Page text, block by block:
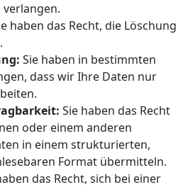
haben das Recht, die Löschung
Sie haben in bestimmten
dass wir Ihre Daten nur
Sie haben das Recht
oder einem anderen
in einem strukturierten,
Format übermitteln.
das Recht, sich bei einer